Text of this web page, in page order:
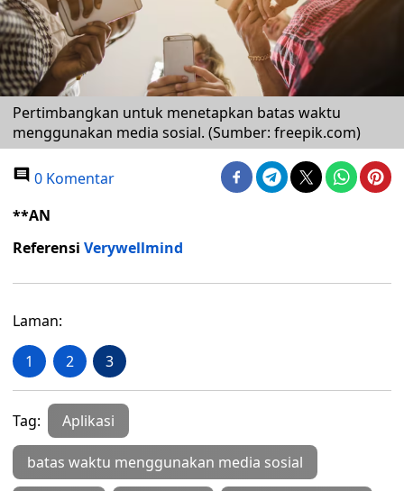
Pertimbangkan untuk menetapkan batas waktu
menggunakan media sosial. (Sumber: freepik.com)
0 Komentar
**AN
Referensi Verywellmind
Laman:
1 2 3
Tag: Aplikasi
batas waktu menggunakan media sosial